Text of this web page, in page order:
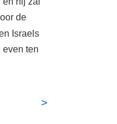
de
Israels
even ten
>